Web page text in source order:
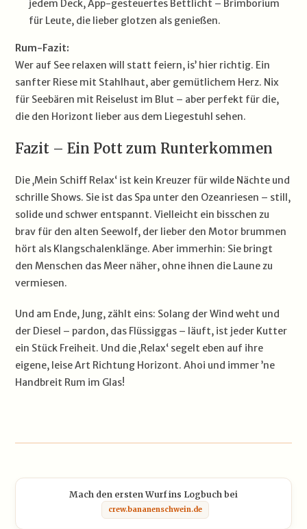
jedem Deck, App-gesteuertes Bettlicht – Brimborium
für Leute, die lieber glotzen als genießen.
Rum-Fazit:
Wer auf See relaxen will statt feiern, is’ hier richtig. Ein
sanfter Riese mit Stahlhaut, aber gemütlichem Herz. Nix
für Seebären mit Reiselust im Blut – aber perfekt für die,
die den Horizont lieber aus dem Liegestuhl sehen.
Fazit – Ein Pott zum Runterkommen
Die ‚Mein Schiff Relax‘ ist kein Kreuzer für wilde Nächte und
schrille Shows. Sie ist das Spa unter den Ozeanriesen – still,
solide und schwer entspannt. Vielleicht ein bisschen zu
brav für den alten Seewolf, der lieber den Motor brummen
hört als Klangschalenklänge. Aber immerhin: Sie bringt
den Menschen das Meer näher, ohne ihnen die Laune zu
vermiesen.
Und am Ende, Jung, zählt eins: Solang der Wind weht und
der Diesel – pardon, das Flüssiggas – läuft, ist jeder Kutter
ein Stück Freiheit. Und die ‚Relax‘ segelt eben auf ihre
eigene, leise Art Richtung Horizont. Ahoi und immer ’ne
Handbreit Rum im Glas!
Mach den ersten Wurf ins Logbuch bei
crew.bananenschwein.de